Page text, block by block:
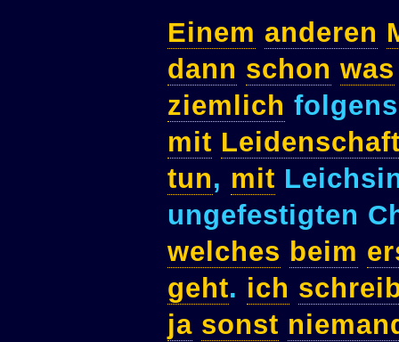
Einem anderen
dann schon was
ziemlich
mit
tun, mit
ungefestigten
welches beim
geht. ich
ja sonst